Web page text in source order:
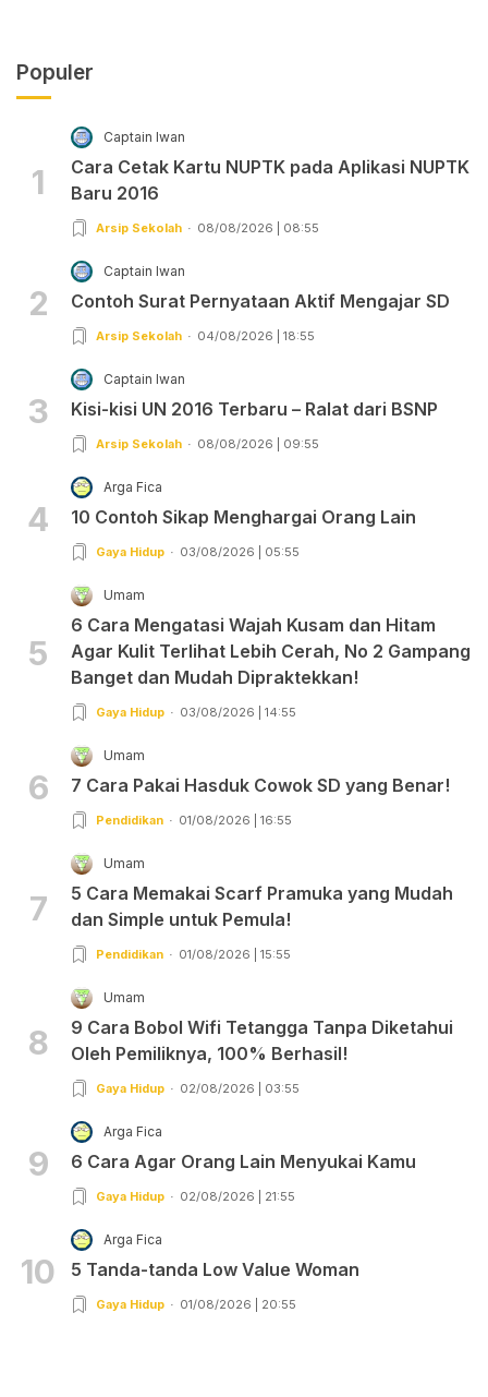
Populer
1
Captain Iwan
Cara Cetak Kartu NUPTK pada Aplikasi NUPTK
Baru 2016
Arsip Sekolah 08/08/2026 | 08:55
2
Captain Iwan
Contoh Surat Pernyataan Aktif Mengajar SD
Arsip Sekolah 04/08/2026 | 18:55
3
Captain Iwan
Kisi-kisi UN 2016 Terbaru – Ralat dari BSNP
Arsip Sekolah 08/08/2026 | 09:55
4
Arga Fica
10 Contoh Sikap Menghargai Orang Lain
Gaya Hidup 03/08/2026 | 05:55
5
Umam
6 Cara Mengatasi Wajah Kusam dan Hitam
Agar Kulit Terlihat Lebih Cerah, No 2 Gampang
Banget dan Mudah Dipraktekkan!
Gaya Hidup 03/08/2026 | 14:55
6
Umam
7 Cara Pakai Hasduk Cowok SD yang Benar!
Pendidikan 01/08/2026 | 16:55
7
Umam
5 Cara Memakai Scarf Pramuka yang Mudah
dan Simple untuk Pemula!
Pendidikan 01/08/2026 | 15:55
8
Umam
9 Cara Bobol Wifi Tetangga Tanpa Diketahui
Oleh Pemiliknya, 100% Berhasil!
Gaya Hidup 02/08/2026 | 03:55
9
Arga Fica
6 Cara Agar Orang Lain Menyukai Kamu
Gaya Hidup 02/08/2026 | 21:55
10
Arga Fica
5 Tanda-tanda Low Value Woman
Gaya Hidup 01/08/2026 | 20:55